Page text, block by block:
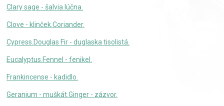
Clary sage - šalvia lúčna.
Clove - klinček.Coriander.
Cypress. Douglas Fir - duglaska tisolistá.
Eucalyptus. Fennel - fenikel.
Frankincense - kadidlo.
Geranium - muškát.Ginger - zázvor.